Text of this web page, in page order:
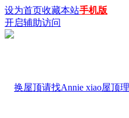
设为首页收藏本站手机版
开启辅助访问